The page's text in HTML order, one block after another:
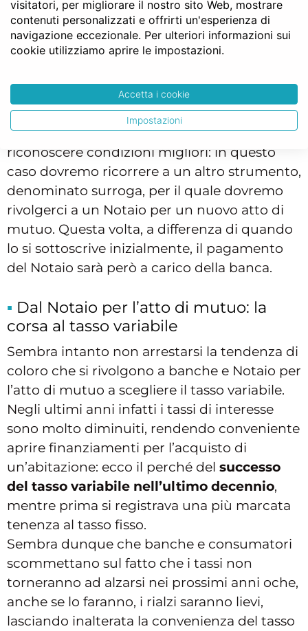
anche passando a un tasso variabile. Se gli
accordi vengono presi con la stessa banca
non sarà necessario rivolgersi al Notaio per
sottoscrivere specifici documenti con i nuovi
accordi presso la banca. Diverso il caso in cui
decidiamo di cambiare banca per vederci
riconoscere condizioni migliori: in questo
caso dovremo ricorrere a un altro strumento,
denominato surroga, per il quale dovremo
rivolgerci a un Notaio per un nuovo atto di
mutuo. Questa volta, a differenza di quando
lo si sottoscrive inizialmente, il pagamento
del Notaio sarà però a carico della banca.
Dal Notaio per l’atto di mutuo: la
corsa al tasso variabile
Sembra intanto non arrestarsi la tendenza di
coloro che si rivolgono a banche e Notaio per
l’atto di mutuo a scegliere il tasso variabile.
Negli ultimi anni infatti i tassi di interesse
sono molto diminuiti, rendendo conveniente
aprire finanziamenti per l’acquisto di
un’abitazione: ecco il perché del successo
del tasso variabile nell’ultimo decennio,
mentre prima si registrava una più marcata
tenenza al tasso fisso.
Sembra dunque che banche e consumatori
scommettano sul fatto che i tassi non
torneranno ad alzarsi nei prossimi anni oche,
anche se lo faranno, i rialzi saranno lievi,
lasciando inalterata la convenienza del tasso
visitatori, per migliorare il nostro sito Web, mostrare
contenuti personalizzati e offrirti un'esperienza di
navigazione eccezionale. Per ulteriori informazioni sui
cookie utilizziamo aprire le impostazioni.
Accetta i cookie
Impostazioni